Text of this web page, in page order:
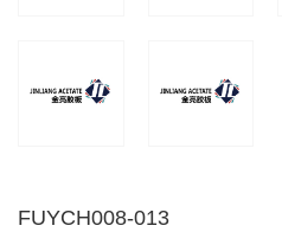
FUYCH008-013